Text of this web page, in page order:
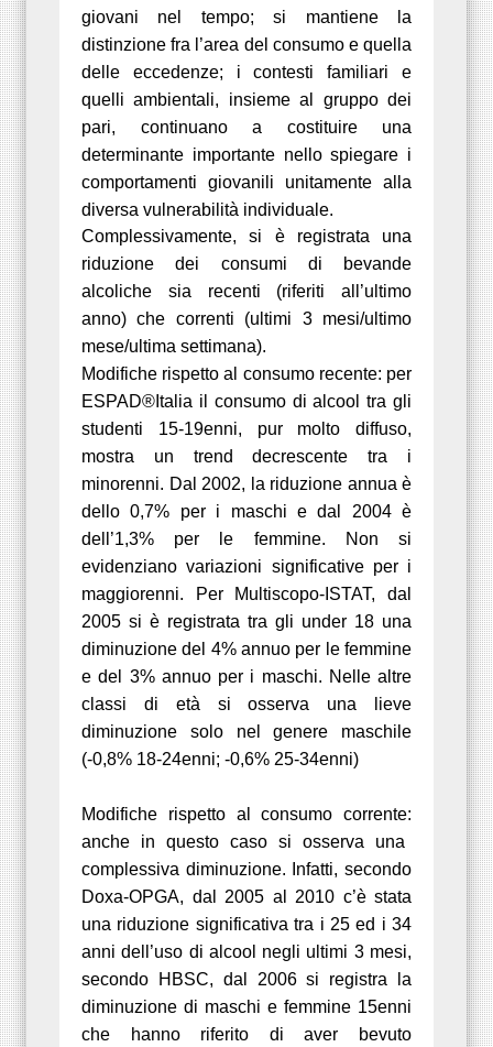
giovani nel tempo; si mantiene la
distinzione fra l’area del consumo e quella
delle eccedenze; i contesti familiari e
quelli ambientali, insieme al gruppo dei
pari, continuano a costituire una
determinante importante nello spiegare i
comportamenti giovanili unitamente alla
diversa vulnerabilità individuale.
Complessivamente, si è registrata una
riduzione dei consumi di bevande
alcoliche sia recenti (riferiti all’ultimo
anno) che correnti (ultimi 3 mesi/ultimo
mese/ultima settimana).
Modifiche rispetto al consumo recente: per
ESPAD®Italia il consumo di alcool tra gli
studenti 15-19enni, pur molto diffuso,
mostra un trend decrescente tra i
minorenni. Dal 2002, la riduzione annua è
dello 0,7% per i maschi e dal 2004 è
dell’1,3% per le femmine. Non si
evidenziano variazioni significative per i
maggiorenni. Per Multiscopo-ISTAT, dal
2005 si è registrata tra gli under 18 una
diminuzione del 4% annuo per le femmine
e del 3% annuo per i maschi. Nelle altre
classi di età si osserva una lieve
diminuzione solo nel genere maschile
(-0,8% 18-24enni; -0,6% 25-34enni)
Modifiche rispetto al consumo corrente:
anche in questo caso si osserva una
complessiva diminuzione. Infatti, secondo
Doxa-OPGA, dal 2005 al 2010 c’è stata
una riduzione significativa tra i 25 ed i 34
anni dell’uso di alcool negli ultimi 3 mesi,
secondo HBSC, dal 2006 si registra la
diminuzione di maschi e femmine 15enni
che hanno riferito di aver bevuto